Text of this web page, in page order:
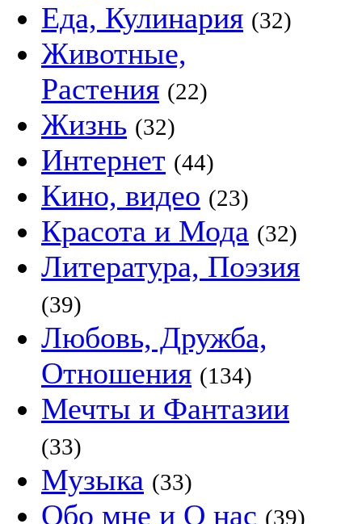
Еда, Кулинария (32)
Животные,
Растения (22)
Жизнь (32)
Интернет (44)
Кино, видео (23)
Красота и Мода (32)
Литература, Поэзия
(39)
Любовь, Дружба,
Отношения (134)
Мечты и Фантазии
(33)
Музыка (33)
Обо мне и О нас (39)